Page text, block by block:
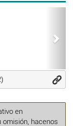
en
hacenos